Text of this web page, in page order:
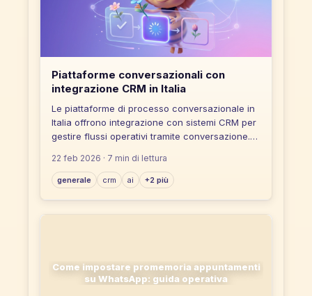
Piattaforme conversazionali con
integrazione CRM in Italia
Le piattaforme di processo conversazionale in
Italia offrono integrazione con sistemi CRM per
gestire flussi operativi tramite conversazione.
integrazione, scalabilità e multicanalità.
22 feb 2026 · 7 min di lettura
generale crm ai +2 più
Come impostare promemoria appuntamenti
su WhatsApp: guida operativa